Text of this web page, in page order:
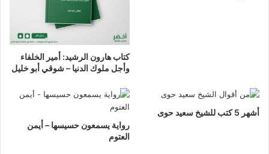
كتاب هارون الرشيد: أمير الخلفاء
وأجل ملوك الدنيا – شوقي أبو خليل
أشهر 5 كتب للشيخ سعيد حوى
رواية يسمعون حسيسها – أيمن
العتوم